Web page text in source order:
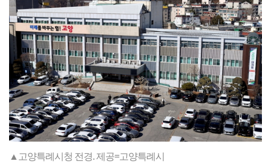
▲고양특례시청 전경. 제공=고양특례시